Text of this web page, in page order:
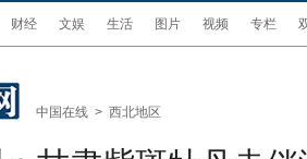
财经 文娱 生活 图片 视频 专栏
中国在线 > 西北地区